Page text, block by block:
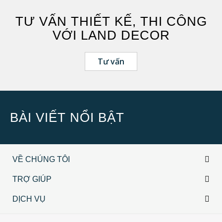
Nghệ An
Quảng Ninh
TP Hồ Chí Minh
TƯ VẤN THIẾT KẾ, THI CÔNG
VỚI LAND DECOR
Tư vấn
BÀI VIẾT NỔI BẬT
VỀ CHÚNG TÔI
TRỢ GIÚP
DỊCH VỤ